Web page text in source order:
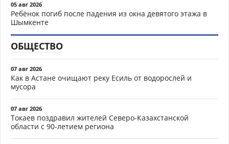
05 авг 2026
Ребёнок погиб после падения из окна девятого этажа в
Шымкенте
ОБЩЕСТВО
07 авг 2026
Как в Астане очищают реку Есиль от водорослей и
мусора
07 авг 2026
Токаев поздравил жителей Северо-Казахстанской
области с 90-летием региона